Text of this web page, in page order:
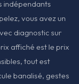
indépendants
vous avez un
diagnostic sur
affiché est le prix
tout est
banalisé, gestes